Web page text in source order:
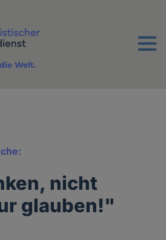
Menu
Welt.
nicht
glauben!"